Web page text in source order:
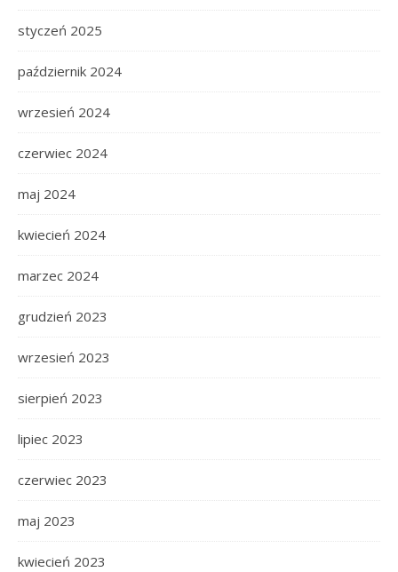
styczeń 2025
październik 2024
wrzesień 2024
czerwiec 2024
maj 2024
kwiecień 2024
marzec 2024
grudzień 2023
wrzesień 2023
sierpień 2023
lipiec 2023
czerwiec 2023
maj 2023
kwiecień 2023